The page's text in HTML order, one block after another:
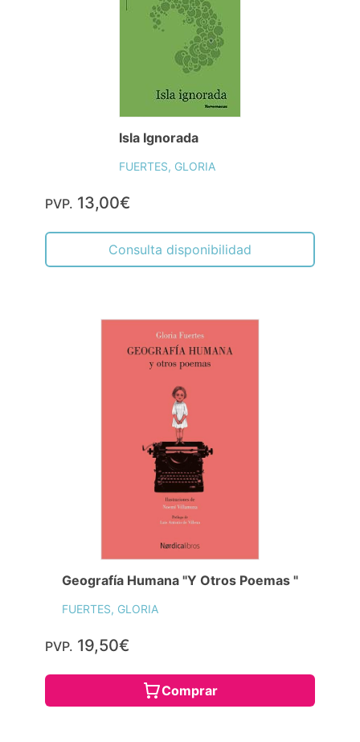
Isla Ignorada
FUERTES, GLORIA
PVP. 13,00€
Consulta disponibilidad
Geografía Humana "Y Otros Poemas "
FUERTES, GLORIA
PVP. 19,50€
Comprar